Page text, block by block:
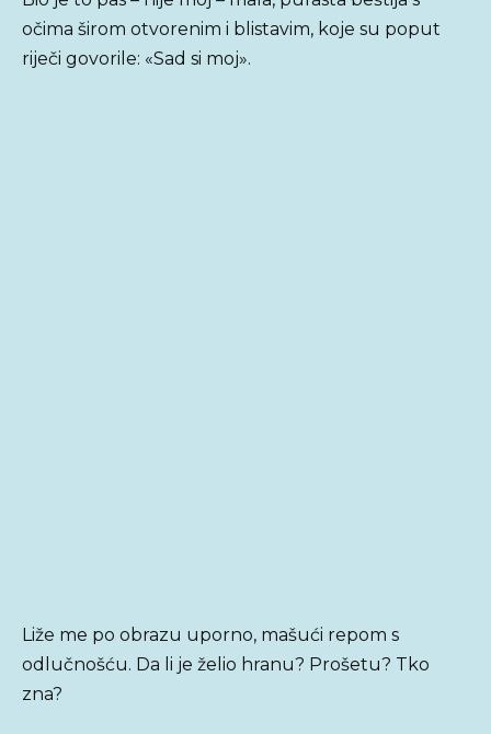
očima širom otvorenim i blistavim, koje su poput
riječi govorile: «Sad si moj».
Liže me po obrazu uporno, mašući repom s
odlučnošću. Da li je želio hranu? Prošetu? Tko
zna?